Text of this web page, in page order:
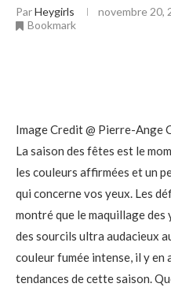
ParHeygirls novembre 20,
Bookmark
Image Credit @ Pierre-Ange
La saison des fêtes est le
les couleurs affirmées et un
qui concerne vos yeux. Les
montré que le maquillage
des sourcils ultra audacieux
couleur fumée intense, il y en
tendances de cette saison.